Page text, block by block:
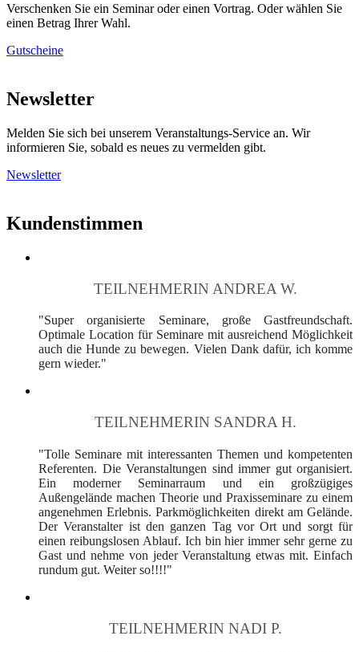
Verschenken Sie ein Seminar oder einen Vortrag. Oder wählen Sie
einen Betrag Ihrer Wahl.
Gutscheine
Newsletter
Melden Sie sich bei unserem Veranstaltungs-Service an. Wir
informieren Sie, sobald es neues zu vermelden gibt.
Newsletter
Kundenstimmen
TEILNEHMERIN ANDREA W.
"Super organisierte Seminare, große Gastfreundschaft.
Optimale Location für Seminare mit ausreichend Möglichkeit
auch die Hunde zu bewegen. Vielen Dank dafür, ich komme
gern wieder."
TEILNEHMERIN SANDRA H.
"Tolle Seminare mit interessanten Themen und kompetenten
Referenten. Die Veranstaltungen sind immer gut organisiert.
Ein moderner Seminarraum und ein großzügiges
Außengelände machen Theorie und Praxisseminare zu einem
angenehmen Erlebnis. Parkmöglichkeiten direkt am Gelände.
Der Veranstalter ist den ganzen Tag vor Ort und sorgt für
einen reibungslosen Ablauf. Ich bin hier immer sehr gerne zu
Gast und nehme von jeder Veranstaltung etwas mit. Einfach
rundum gut. Weiter so!!!!"
TEILNEHMERIN NADI P.